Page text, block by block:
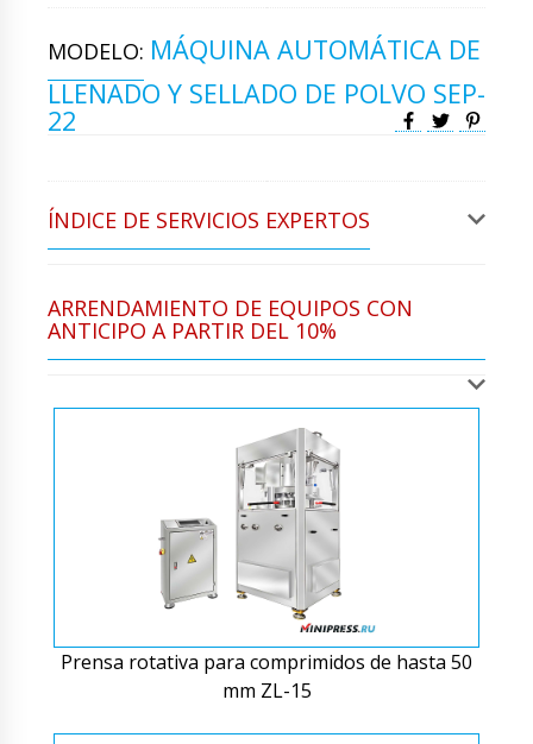
MODELO: MÁQUINA AUTOMÁTICA DE
LLENADO Y SELLADO DE POLVO SEP-
22
ÍNDICE DE SERVICIOS EXPERTOS
ARRENDAMIENTO DE EQUIPOS CON
ANTICIPO A PARTIR DEL 10%
Prensa rotativa para comprimidos de hasta 50
mm ZL-15